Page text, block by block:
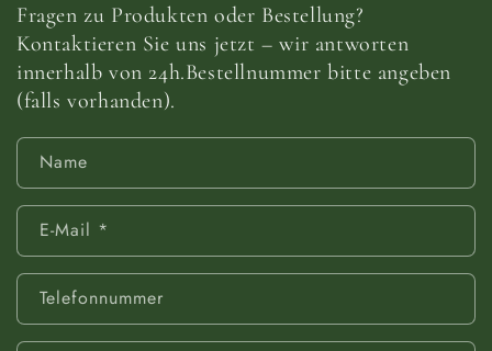
Fragen zu Produkten oder Bestellung?
Kontaktieren Sie uns jetzt – wir antworten
innerhalb von 24h.Bestellnummer bitte angeben
(falls vorhanden).
Name
E-Mail *
Telefonnummer